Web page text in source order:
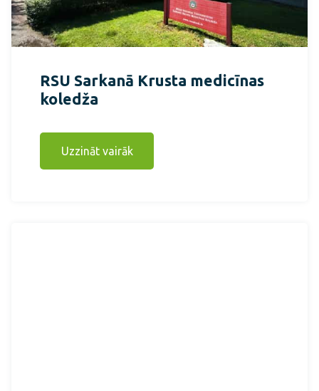
RSU Sarkanā Krusta medicīnas
koledža
Uzzināt vairāk